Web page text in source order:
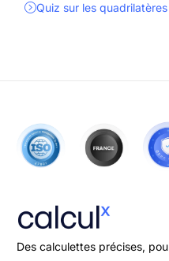
Quiz sur les
Des calculettes précises,